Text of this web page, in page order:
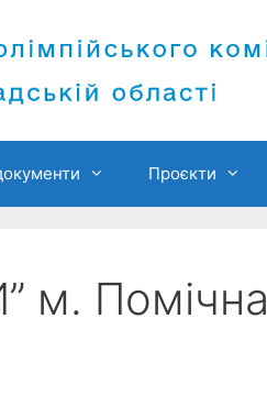
Проєкти
м. Помічна